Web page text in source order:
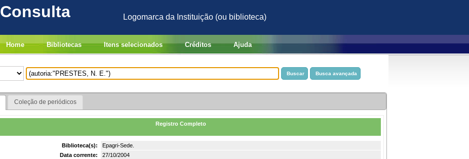
Consulta Logomarca da Instituição (ou biblioteca)
Home Bibliotecas Itens selecionados Créditos Ajuda
Coleção de periódicos
Registro Completo
Biblioteca(s):
Epagri-Sede.
Data corrente:
27/10/2004